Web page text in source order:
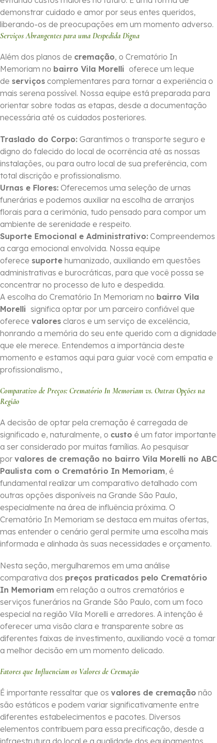
demonstrar cuidado e amor por seus entes queridos,
liberando-os de preocupações em um momento adverso.
Serviços Abrangentes para uma Despedida Digna
Além dos planos de cremação, o Crematório In
Memoriam no bairro Vila Morelli oferece um leque
de serviços complementares para tornar a experiência o
mais serena possível. Nossa equipe está preparada para
orientar sobre todas as etapas, desde a documentação
necessária até os cuidados posteriores.
Traslado do Corpo: Garantimos o transporte seguro e
digno do falecido do local de ocorrência até as nossas
instalações, ou para outro local de sua preferência, com
total discrição e profissionalismo.
Urnas e Flores: Oferecemos uma seleção de urnas
funerárias e podemos auxiliar na escolha de arranjos
florais para a cerimônia, tudo pensado para compor um
ambiente de serenidade e respeito.
Suporte Emocional e Administrativo: Compreendemos
a carga emocional envolvida. Nossa equipe
oferece suporte humanizado, auxiliando em questões
administrativas e burocráticas, para que você possa se
concentrar no processo de luto e despedida.
A escolha do Crematório In Memoriam no bairro Vila
Morelli significa optar por um parceiro confiável que
oferece valores claros e um serviço de excelência,
honrando a memória do seu ente querido com a dignidade
que ele merece. Entendemos a importância deste
momento e estamos aqui para guiar você com empatia e
profissionalismo.,
Comparativo de Preços: Crematório In Memoriam vs. Outras Opções na
Região
A decisão de optar pela cremação é carregada de
significado e, naturalmente, o custo é um fator importante
a ser considerado por muitas famílias. Ao pesquisar
por valores de cremação no bairro Vila Morelli no ABC
Paulista com o Crematório In Memoriam, é
fundamental realizar um comparativo detalhado com
outras opções disponíveis na Grande São Paulo,
especialmente na área de influência próxima. O
Crematório In Memoriam se destaca em muitas ofertas,
mas entender o cenário geral permite uma escolha mais
informada e alinhada às suas necessidades e orçamento.
Nesta seção, mergulharemos em uma análise
comparativa dos preços praticados pelo Crematório
In Memoriam em relação a outros crematórios e
serviços funerários na Grande São Paulo, com um foco
especial na região Vila Morelli e arredores. A intenção é
oferecer uma visão clara e transparente sobre as
diferentes faixas de investimento, auxiliando você a tomar
a melhor decisão em um momento delicado.
Fatores que Influenciam os Valores de Cremação
É importante ressaltar que os valores de cremação não
são estáticos e podem variar significativamente entre
diferentes estabelecimentos e pacotes. Diversos
elementos contribuem para essa precificação, desde a